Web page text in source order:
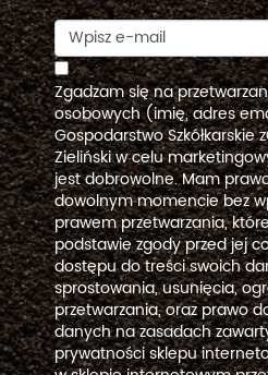
Zgadzam się na
osobowych (imię, adres
Gospodarstwo Szkółkarskie
Zieliński w celu
jest dobrowolne. Mam
dowolnym momencie bez
prawem przetwarzania,
podstawie zgody przed jej
dostępu do treści swoich
sprostowania, usunięcia,
przetwarzania, oraz prawo
danych na zasadach
prywatności sklepu